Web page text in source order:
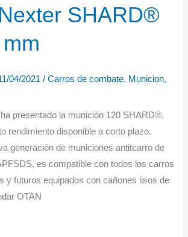
SHARD®
04/2021/Carros de combate, Municion,
presentado la munición 120 SHARD®,
rendimiento disponible a corto plazo.
generación de municiones antitcarro de
es compatible con todos los carros
y futuros equipados con cañones lisos de
OTAN